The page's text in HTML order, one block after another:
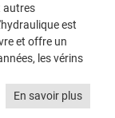
autres
est
et offre un
les vérins
En savoir plus